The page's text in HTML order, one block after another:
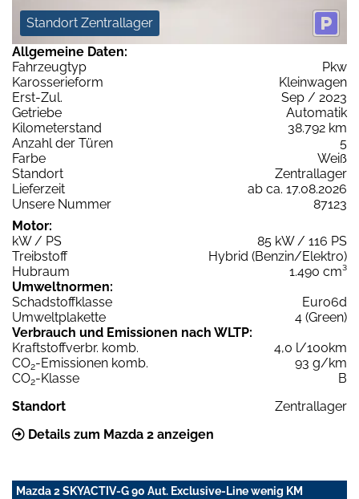
Standort Zentrallager
Allgemeine Daten:
Fahrzeugtyp
Pkw
Karosserieform
Kleinwagen
Erst-Zul.
Sep / 2023
Getriebe
Automatik
Kilometerstand
38.792 km
Anzahl der Türen
5
Farbe
Weiß
Standort
Zentrallager
Lieferzeit
ab ca. 17.08.2026
Unsere Nummer
87123
Motor:
kW / PS
85 kW / 116 PS
Treibstoff
Hybrid (Benzin/Elektro)
Hubraum
1.490 cm³
Umweltnormen:
Schadstoffklasse
Euro6d
Umweltplakette
4 (Green)
Verbrauch und Emissionen nach WLTP:
Kraftstoffverbr. komb.
4,0 l/100km
CO2-Emissionen komb.
93 g/km
CO2-Klasse
B
Standort
Zentrallager
Details zum Mazda 2 anzeigen
Mazda 2 SKYACTIV-G 90 Aut. Exclusive-Line wenig KM